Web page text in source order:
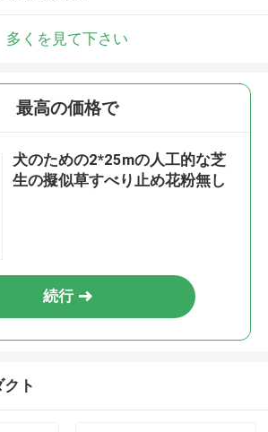
多くを見て下さい
最高の価格で
犬のための2*25mの人工的な芝
生の擬似草すべり止め花粉無し
続行
ト